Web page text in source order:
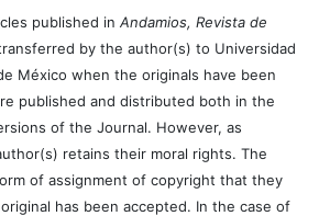
published in Andamios, Revista de
by the author(s) to Universidad
México when the originals have been
published and distributed both in the
of the Journal. However, as
retains their moral rights. The
of assignment of copyright that they
has been accepted. In the case of